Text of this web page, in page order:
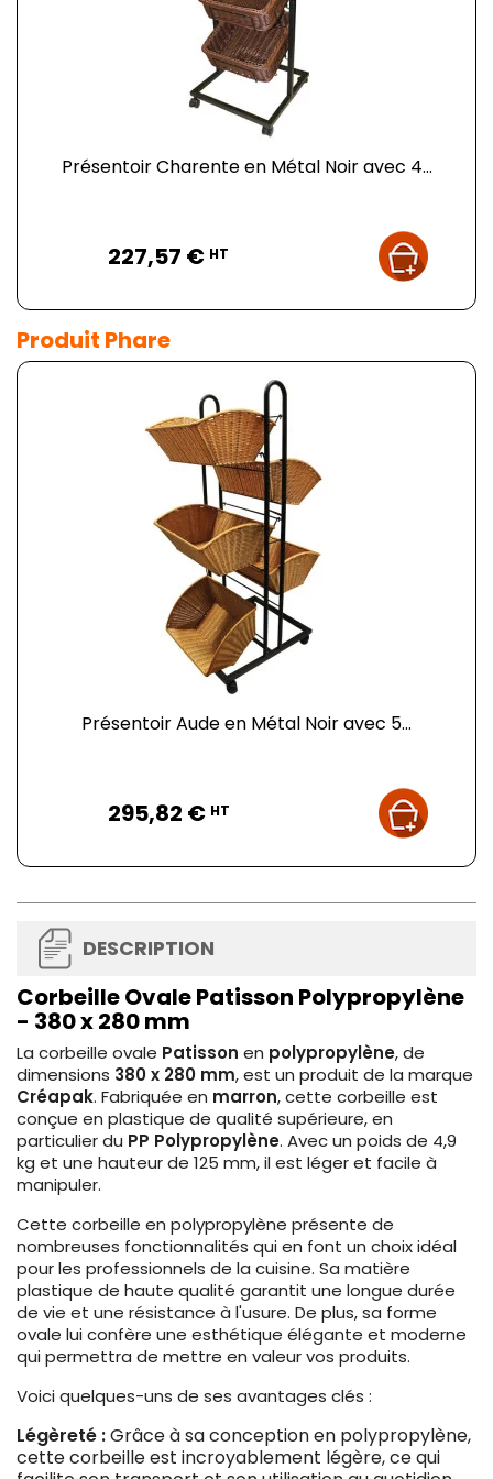
Présentoir Charente en Métal Noir avec 4...
227,57 € HT
Produit Phare
Présentoir Aude en Métal Noir avec 5...
295,82 € HT
DESCRIPTION
Corbeille Ovale Patisson Polypropylène
- 380 x 280 mm
La corbeille ovale Patisson en polypropylène, de
dimensions 380 x 280 mm, est un produit de la marque
Créapak. Fabriquée en marron, cette corbeille est
conçue en plastique de qualité supérieure, en
particulier du PP Polypropylène. Avec un poids de 4,9
kg et une hauteur de 125 mm, il est léger et facile à
manipuler.
Cette corbeille en polypropylène présente de
nombreuses fonctionnalités qui en font un choix idéal
pour les professionnels de la cuisine. Sa matière
plastique de haute qualité garantit une longue durée
de vie et une résistance à l'usure. De plus, sa forme
ovale lui confère une esthétique élégante et moderne
qui permettra de mettre en valeur vos produits.
Voici quelques-uns de ses avantages clés :
Légèreté :Grâce à sa conception en polypropylène,
cette corbeille est incroyablement légère, ce qui